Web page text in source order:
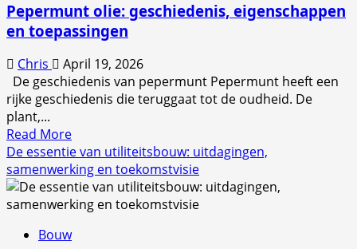
natuurlijke
matrassen
Pepermunt olie: geschiedenis, eigenschappen
en toepassingen
Chris
April 19, 2026
De geschiedenis van pepermunt Pepermunt heeft een
rijke geschiedenis die teruggaat tot de oudheid. De
plant,...
Read MoreRead
more
about
Pepermunt
olie:
eigenschappen
De essentie van utiliteitsbouw: uitdagingen,
samenwerking en toekomstvisie
Bouw